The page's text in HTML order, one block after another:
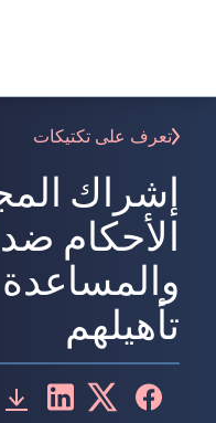
تعرف على تكتيكات
إشراك
الأحكام
تأهيلهم